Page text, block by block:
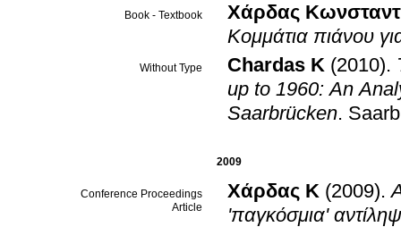
Book - Textbook
Χάρδας
Κομμάτια πιάνου
Without Type Chardas K (2010).
up to 1960: An
Saarbrücken.
2009
Conference Proceedings
Article
Χάρδας Κ (2009).
'παγκόσμια'